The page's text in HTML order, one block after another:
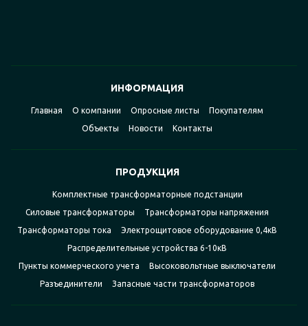
ИНФОРМАЦИЯ
Главная О компании Опросные листы
Покупателям
Объекты
Новости Контакты
ПРОДУКЦИЯ
Комплектные трансформаторные подстанции
Силовые трансформаторы
Трансформаторы напряжения
Трансформаторы тока
Электрощитовое оборудование 0,4кВ
Распределительные устройства 6-10кВ
Пункты коммерческого учета
Высоковольтные выключатели
Разъединители
Запасные части трансформаторов